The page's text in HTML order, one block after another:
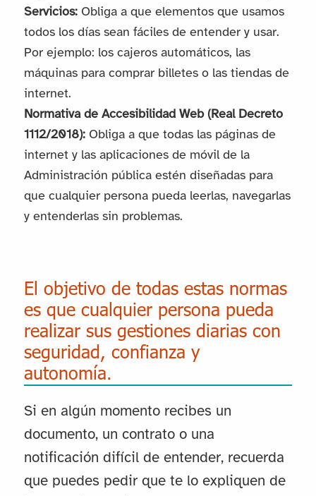
Servicios:Obliga a que elementos que usamos
todos los días sean fáciles de entender y usar.
Por ejemplo: los cajeros automáticos, las
máquinas para comprar billetes o las tiendas de
internet.
Normativa de Accesibilidad Web (Real Decreto
1112/2018):Obliga a que todas las páginas de
internet y las aplicaciones de móvil de la
Administración pública estén diseñadas para
que cualquier persona pueda leerlas, navegarlas
y entenderlas sin problemas.
El objetivo de todas estas normas
es que cualquier persona pueda
realizar sus gestiones diarias con
seguridad, confianza y
autonomía.
Si en algún momento recibes un
documento, un contrato o una
notificación difícil de entender, recuerda
que puedes pedir que te lo expliquen de